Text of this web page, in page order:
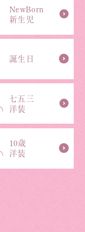
NewBorn
新生児
誕生日
七五三
洋装
10歳
洋装